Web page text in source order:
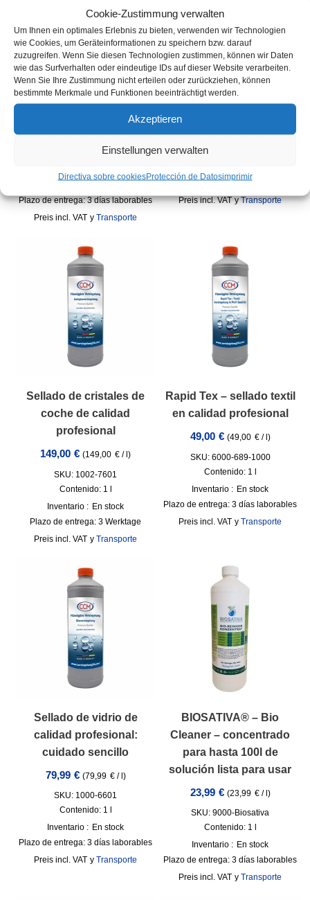
Cookie-Zustimmung verwalten
Um Ihnen ein optimales Erlebnis zu bieten, verwenden wir Technologien
wie Cookies, um Geräteinformationen zu speichern bzw. darauf
zuzugreifen. Wenn Sie diesen Technologien zustimmen, können wir Daten
wie das Surfverhalten oder eindeutige IDs auf dieser Website verarbeiten.
Wenn Sie Ihre Zustimmung nicht erteilen oder zurückziehen, können
bestimmte Merkmale und Funktionen beeinträchtigt werden.
Akzeptieren
Einstellungen verwalten
Directiva sobre cookiesProtección de Datosimprimir
Autocaravana / Caravana /
Camper especial pulido y
sellado de calidad
99,00 € (99,00 €/l)
SKU: 2001-7660-1000
Plazo de entrega:3 días laborables
incl. VAT y Transporte
Pulimento y sellador
especial para pintura de
coches 2en1
SKU: 2000-7660-1000
Contenido: 1
Plazo de entrega:3 días laborables
incl. VAT yTransporte
Sellado de cristales de
coche de calidad
profesional
149,00 € (149,00 € / )
SKU: 1002-7601
Contenido: 1 l
Inventario : En stock
Plazo de entrega: 3 Werktage
incl. VAT y Transporte
Rapid Tex – sellado textil
en calidad profesional
49,00 € (49,00 €/ )
SKU: 6000-689-1000
Contenido: 1 l
Inventario : En stock
Plazo de entrega: 3 días laborables
incl. VAT y Transporte
Sellado de vidrio de
calidad profesional:
cuidado sencillo
79,99 € (79,99 €/l)
SKU: 1000-6601
Contenido: 1
Inventario : En stock
Plazo de entrega: 3 días laborables
incl. VAT y Transporte
BIOSATIVA® – Bio
Cleaner – concentrado
para hasta 100l de
solución lista para usar
23,99 € (23,99 €/l)
SKU: 9000-Biosativa
Contenido: 1
Inventario : En stock
Plazo de entrega: 3 días laborables
incl. VAT y Transporte